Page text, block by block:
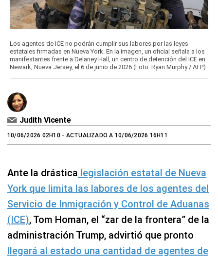
Los agentes de ICE no podrán cumplir sus labores por las leyes
estatales firmadas en Nueva York. En la imagen, un oficial señala a los
manifestantes frente a Delaney Hall, un centro de detención del ICE en
Newark, Nueva Jersey, el 6 de junio de 2026 (Foto: Ryan Murphy / AFP)
Judith Vicente
10/06/2026 02H10- ACTUALIZADO A 10/06/2026 16H11
Ante la drástica legislación estatal de Nueva
York que limita las labores de los agentes del
Servicio de Inmigración y Control de Aduanas
(ICE), Tom Homan, el “zar de la frontera” de la
administración Trump, advirtió que pronto
llegará al estado una cantidad de agentes de